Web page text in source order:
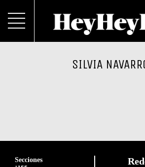
SILVIA
Secciones